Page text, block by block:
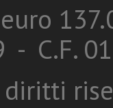
- C.F.
diritti